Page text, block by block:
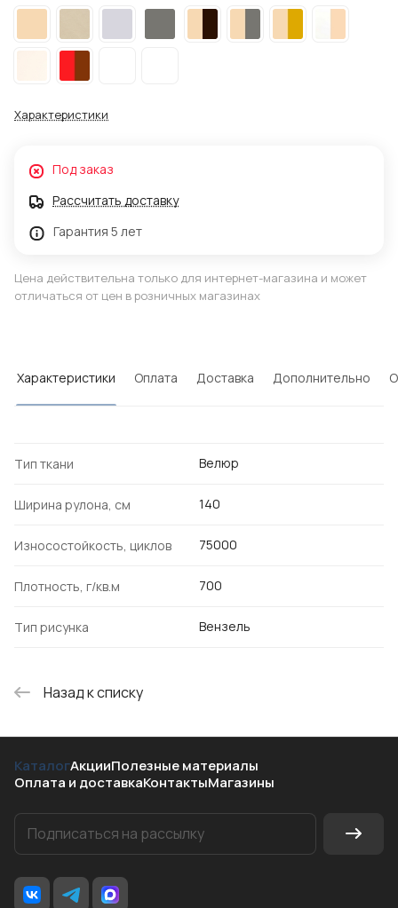
Характеристики
Под заказ
Рассчитать доставку
Гарантия 5 лет
Цена действительна только для интернет-магазина и может
отличаться от цен в розничных магазинах
Характеристики Оплата Доставка Дополнительно
Тип ткани Велюр
Ширина рулона, см 140
Износостойкость, циклов 75000
Плотность, г/кв.м 700
Тип рисунка Вензель
Назад к списку
КаталогАкцииПолезные материалы
Оплата и доставкаКонтактыМагазины